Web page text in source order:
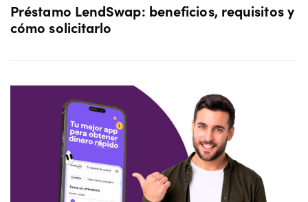
Préstamo LendSwap: beneficios, requisitos y
cómo solicitarlo